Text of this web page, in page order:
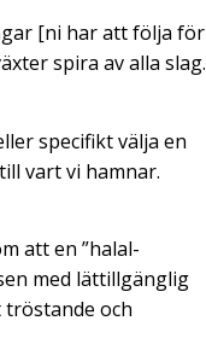
[ni har att följa för
spira av alla slag.
specifikt välja en
vart vi hamnar.
att en ”halal-
med lättillgänglig
tröstande och